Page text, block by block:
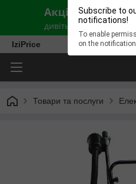
Subscribe to
notifications!
To enable
on the
IziPrice
Товари та послуги